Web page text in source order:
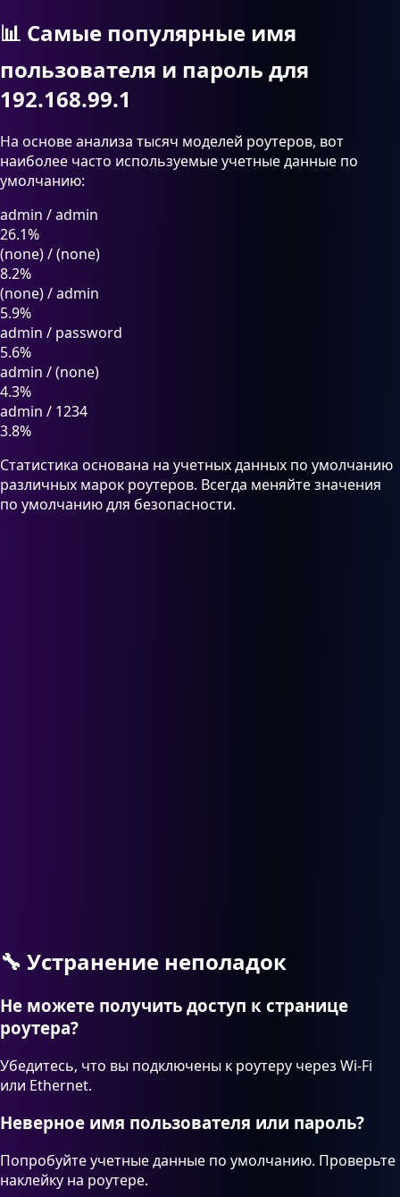
📊 Самые популярные имя
пользователя и пароль для
192.168.99.1
На основе анализа тысяч моделей роутеров, вот
наиболее часто используемые учетные данные по
умолчанию:
admin /admin
26.1%
(none)/(none)
8.2%
(none)/admin
5.9%
admin / password
5.6%
admin /(none)
4.3%
admin / 1234
3.8%
Статистика основана на учетных данных по умолчанию
различных марок роутеров. Всегда меняйте значения
по умолчанию для безопасности.
🔧 Устранение неполадок
Не можете получить доступ к странице
роутера?
Убедитесь, что вы подключены к роутеру через Wi-Fi
или Ethernet.
Неверное имя пользователя или пароль?
Попробуйте учетные данные по умолчанию. Проверьте
наклейку на роутере.